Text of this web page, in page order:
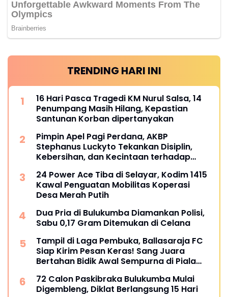
TRENDING HARI INI
16 Hari Pasca Tragedi KM Nurul Salsa, 14
Penumpang Masih Hilang, Kepastian
Santunan Korban dipertanyakan
Pimpin Apel Pagi Perdana, AKBP
Stephanus Luckyto Tekankan Disiplin,
Kebersihan, dan Kecintaan terhadap
24 Power Ace Tiba di Selayar, Kodim 1415
Kawal Penguatan Mobilitas Koperasi
Desa Merah Putih
Dua Pria di Bulukumba Diamankan Polisi,
Sabu 0,17 Gram Ditemukan di Celana
Tampil di Laga Pembuka, Ballasaraja FC
Siap Kirim Pesan Keras! Sang Juara
Bertahan Bidik Awal Sempurna di Piala
72 Calon Paskibraka Bulukumba Mulai
Digembleng, Diklat Berlangsung 15 Hari